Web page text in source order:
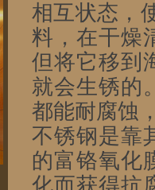
相互状态，
料，在干燥
但将它移到
就会生锈的
都能耐腐蚀
不锈钢是靠
的富铬氧化
化而获得抗